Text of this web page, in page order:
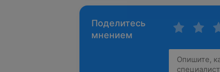
Поделитесь
мнением